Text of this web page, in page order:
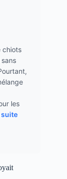
chiots
les
suite